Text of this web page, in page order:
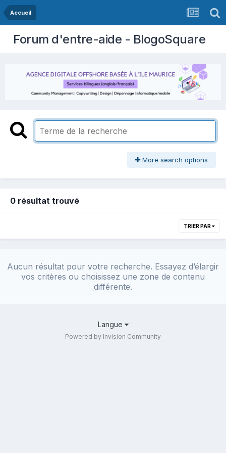
Accueil
Forum d'entre-aide - BlogoSquare
More search options
0 résultat trouvé
TRIER PAR
Aucun résultat pour votre recherche. Essayez d’élargir
vos critères ou choisissez une zone de contenu
différente.
Langue
Powered by Invision Community